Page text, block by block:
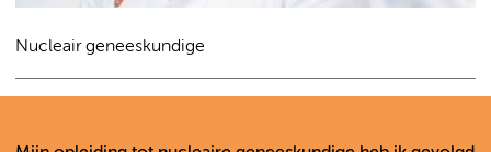
Nucleair geneeskundige